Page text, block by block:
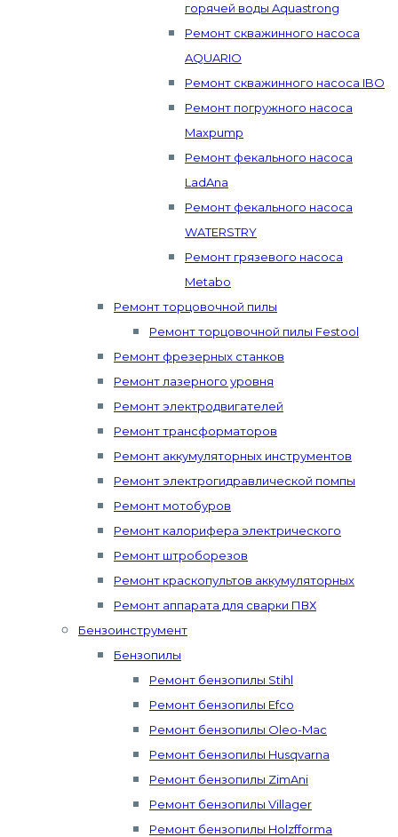
горячей воды Aquastrong
Ремонт скважинного насоса
AQUARIO
Ремонт скважинного насоса IBO
Ремонт погружного насоса
Maxpump
Ремонт фекального насоса
LadAna
Ремонт фекального насоса
WATERSTRY
Ремонт грязевого насоса
Metabo
Ремонт торцовочной пилы
Ремонт торцовочной пилы Festool
Ремонт фрезерных станков
Ремонт лазерного уровня
Ремонт электродвигателей
Ремонт трансформаторов
Ремонт аккумуляторных инструментов
Ремонт электрогидравлической помпы
Ремонт мотобуров
Ремонт калорифера электрического
Ремонт штроборезов
Ремонт краскопультов аккумуляторных
Ремонт аппарата для сварки ПВХ
Бензоинструмент
Бензопилы
Ремонт бензопилы Stihl
Ремонт бензопилы Efco
Ремонт бензопилы Oleo-Mac
Ремонт бензопилы Husqvarna
Ремонт бензопилы ZimAni
Ремонт бензопилы Villager
Ремонт бензопилы Holzfforma